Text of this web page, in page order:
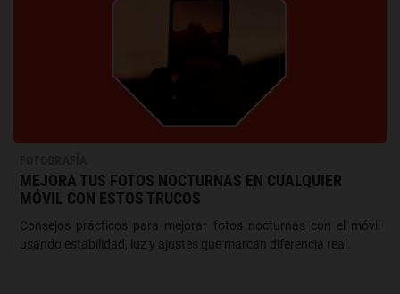
MEJORA TUS FOTOS NOCTURNAS EN CUALQUIER
MÓVIL CON ESTOS TRUCOS
Consejos prácticos para mejorar fotos nocturnas con el móvil
usando estabilidad, luz y ajustes que marcan diferencia real.